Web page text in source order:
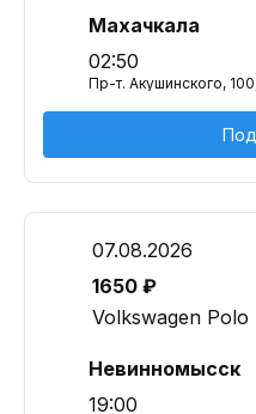
Махачкала
02:50
Пр-т. Акушинского,
07.08.2026
1650 ₽
Volkswagen Polo
Невинномысск
19:00